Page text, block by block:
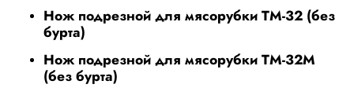
Нож подрезной для мясорубки ТМ-32 (без
бурта)
Нож подрезной для мясорубки ТМ-32М
(без бурта)